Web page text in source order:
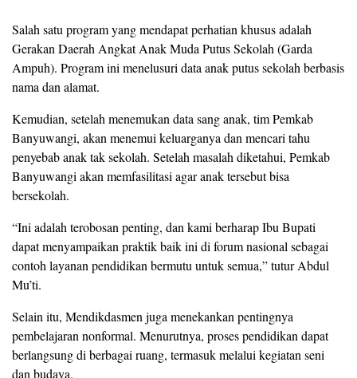
Salah satu program yang mendapat perhatian khusus adalah
Gerakan Daerah Angkat Anak Muda Putus Sekolah (Garda
Ampuh). Program ini menelusuri data anak putus sekolah berbasis
nama dan alamat.
Kemudian, setelah menemukan data sang anak, tim Pemkab
Banyuwangi, akan menemui keluarganya dan mencari tahu
penyebab anak tak sekolah. Setelah masalah diketahui, Pemkab
Banyuwangi akan memfasilitasi agar anak tersebut bisa
bersekolah.
“Ini adalah terobosan penting, dan kami berharap Ibu Bupati
dapat menyampaikan praktik baik ini di forum nasional sebagai
contoh layanan pendidikan bermutu untuk semua,” tutur Abdul
Mu’ti.
Selain itu, Mendikdasmen juga menekankan pentingnya
pembelajaran nonformal. Menurutnya, proses pendidikan dapat
berlangsung di berbagai ruang, termasuk melalui kegiatan seni
dan budaya.